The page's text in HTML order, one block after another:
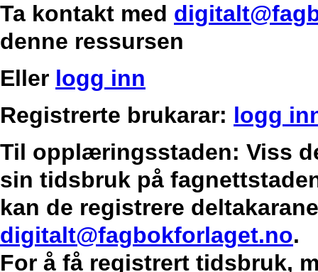
Ta kontakt med
denne ressursen
Eller logg inn
Registrerte brukarar: logg
Til opplæringsstaden: Viss
sin tidsbruk på
kan de registrere
digitalt@fagbokforlaget.no.
For å få registrert tidsbruk,